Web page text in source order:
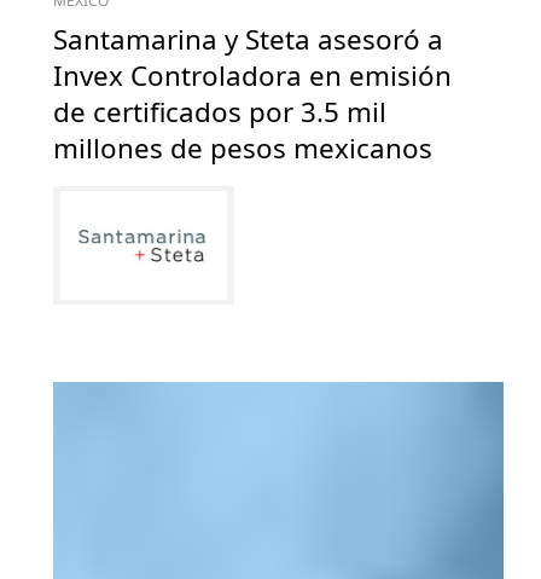
Santamarina y Steta asesoró a ​​​
Invex Controladora​ en emisión
de certificados por 3.5 mil
millones de pesos mexicanos